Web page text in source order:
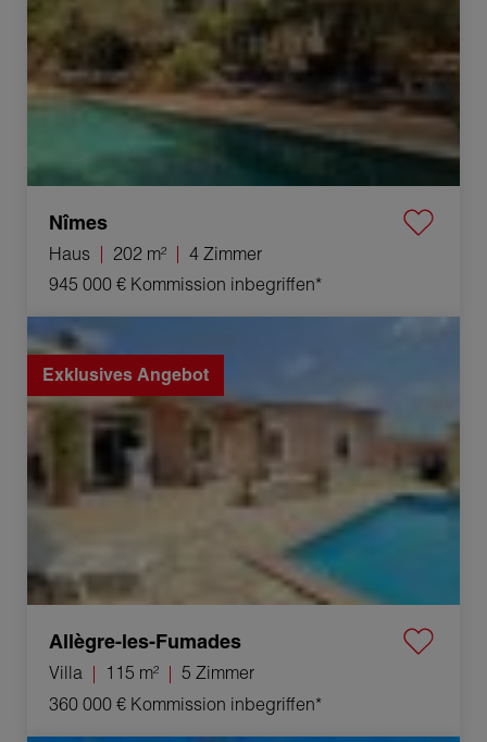
Nîmes
Haus 202 m²
4 Zimmer
945 000 € Kommission inbegriffen*
Verkauf Villa Allègre-les-Fumades 5 Zimmer 115 m²
Exklusives Angebot
Allègre-les-Fumades
Villa 115 m²
5 Zimmer
360 000 € Kommission inbegriffen*